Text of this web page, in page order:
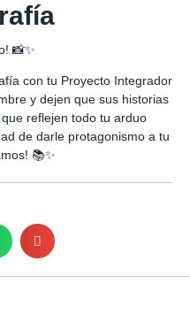
📸✨
con tu Proyecto Integrador
y dejen que sus historias
reflejen todo tu arduo
de darle protagonismo a tu
📚✨